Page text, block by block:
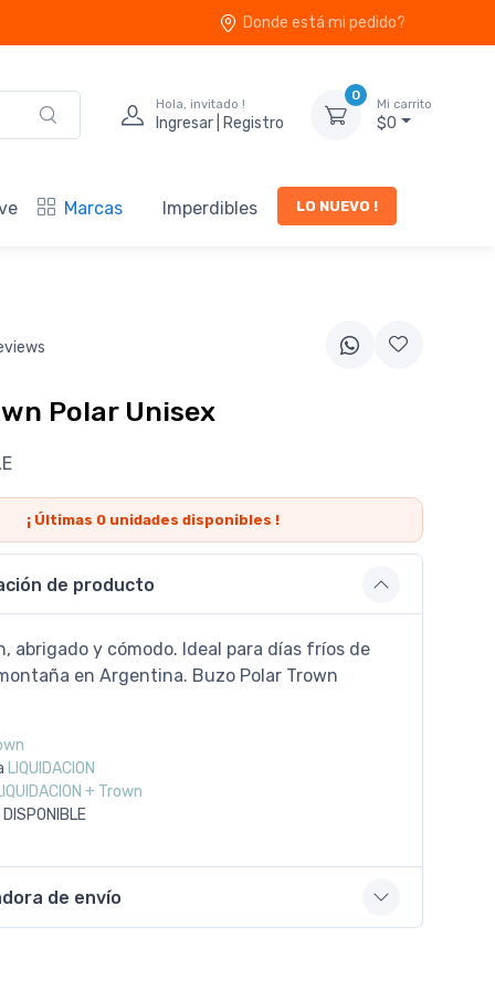
Donde está mi pedido?
Hola, invitado !
Ingresar | Registro
0
Mi carrito
$0
Marcas Imperdibles LO NUEVO !
Polar Unisex
¡ Últimas 0 unidades disponibles !
de producto
abrigado y cómodo. Ideal para días fríos de
en Argentina. Buzo Polar Trown
LIQUIDACION
+ Trown
DISPONIBLE
de envío